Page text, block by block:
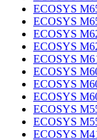
ECOSYS
ECOSYS
ECOSYS
ECOSYS
ECOSYS
ECOSYS
ECOSYS
ECOSYS
ECOSYS
ECOSYS
ECOSYS